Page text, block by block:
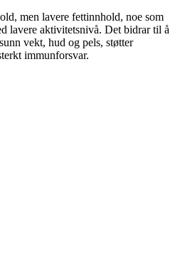
men lavere fettinnhold, noe som
lavere aktivitetsnivå. Det bidrar til å
vekt, hud og pels, støtter
immunforsvar.